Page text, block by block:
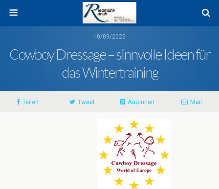
10/09/2025
Cowboy Dressage – sinnvolle Ideen für
das Wintertraining
Teilen Tweet Anpinnen Mail